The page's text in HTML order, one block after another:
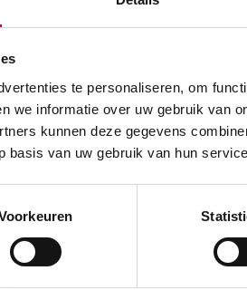
te personaliseren, om
we informatie over uw gebruik van
kunnen deze gegevens
basis van uw gebruik van hun